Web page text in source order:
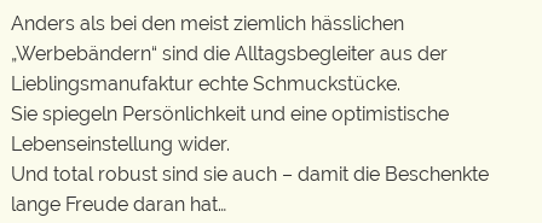
Anders als bei den meist ziemlich hässlichen
„Werbebändern“ sind die Alltagsbegleiter aus der
Lieblingsmanufaktur echte Schmuckstücke.
Sie spiegeln Persönlichkeit und eine optimistische
Lebenseinstellung wider.
Und total robust sind sie auch – damit die Beschenkte
lange Freude daran hat…